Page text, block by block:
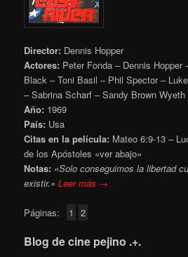
Director: Dennis Hopper
Actores: Peter Fonda – Dennis
Black – Toni Basil – Phil Spector –
– Sabrina Scharf – Sandy Brown
Año: 1969
País: Usa
Citas en la película: Mateo 6:9-13 –
de los Apóstoles «ver abajo»
Notas: «Solo conseguimos la libertad
existir.»Leer más →
Páginas: 1 2
Blog de cine pejino .+.